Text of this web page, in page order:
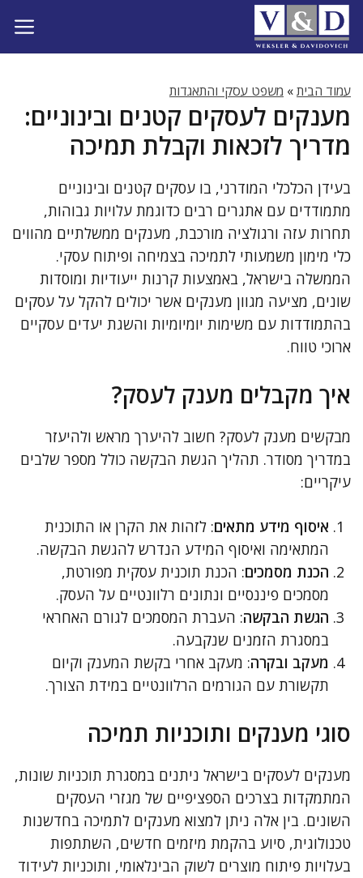
לדלג
לתוכן
עמוד הבית» משפט עסקי והתאגדות
מענקים לעסקים קטנים ובינוניים:
מדריך לזכאות וקבלת תמיכה
בעידן הכלכלי המודרני, בו עסקים קטנים ובינוניים
מתמודדים עם אתגרים רבים כדוגמת עלויות גבוהות,
תחרות עזה ורגולציה מורכבת, מענקים ממשלתיים מהווים
כלי מימון משמעותי לתמיכה בצמיחה ופיתוח עסקי.
הממשלה בישראל, באמצעות קרנות ייעודיות ומוסדות
שונים, מציעה מגוון מענקים אשר יכולים להקל על עסקים
בהתמודדות עם משימות יומיומיות והשגת יעדים עסקיים
ארוכי טווח.
איך מקבלים מענק לעסק?
מבקשים מענק לעסק? חשוב להיערך מראש ולהיעזר
במדריך מסודר. תהליך הגשת הבקשה כולל מספר שלבים
עיקריים:
איסוף מידע מתאים: לזהות את הקרן או התוכנית
המתאימה ואיסוף המידע הנדרש להגשת הבקשה.
הכנת מסמכים: הכנת תוכנית עסקית מפורטת,
מסמכים פיננסיים ונתונים רלוונטיים על העסק.
הגשת הבקשה: העברת המסמכים לגורם האחראי
במסגרת הזמנים שנקבעה.
מעקב ובקרה: מעקב אחרי בקשת המענק וקיום
תקשורת עם הגורמים הרלוונטיים במידת הצורך.
סוגי מענקים ותוכניות תמיכה
מענקים לעסקים בישראל ניתנים במסגרת תוכניות שונות,
המתמקדות בצרכים הספציפיים של מגזרי העסקים
השונים. בין אלה ניתן למצוא מענקים לתמיכה בחדשנות
טכנולוגית, סיוע בהקמת מיזמים חדשים, השתתפות
בעלויות פיתוח מוצרים לשוק הבינלאומי, ותוכניות לעידוד